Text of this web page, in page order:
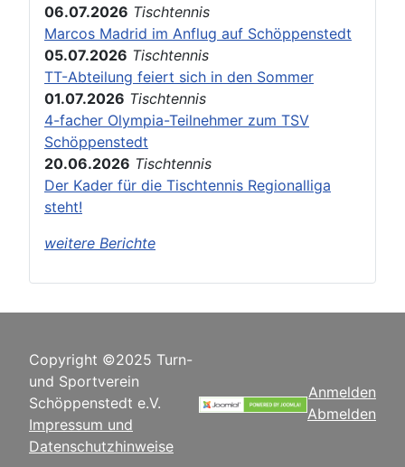
06.07.2026 Tischtennis
Marcos Madrid im Anflug auf Schöppenstedt
05.07.2026 Tischtennis
TT-Abteilung feiert sich in den Sommer
01.07.2026 Tischtennis
4-facher Olympia-Teilnehmer zum TSV
Schöppenstedt
20.06.2026 Tischtennis
Der Kader für die Tischtennis Regionalliga
steht!
weitere Berichte
Copyright ©2025 Turn-
und Sportverein
Schöppenstedt e.V.
Impressum und
Datenschutzhinweise
Anmelden
Abmelden